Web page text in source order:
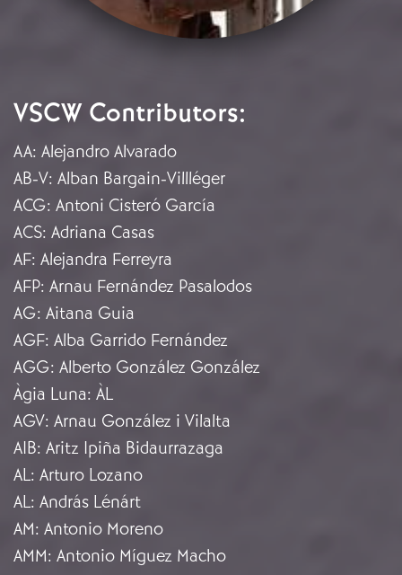
VSCW Contributors:
AA: Alejandro Alvarado
AB-V: Alban Bargain-Villléger
ACG: Antoni Cisteró García
ACS: Adriana Casas
AF: Alejandra Ferreyra
AFP: Arnau Fernández Pasalodos
AG: Aitana Guia
AGF: Alba Garrido Fernández
AGG: Alberto González González
Àgia Luna: ÀL
AGV: Arnau González i Vilalta
AIB: Aritz Ipiña Bidaurrazaga
AL: Arturo Lozano
AL: András Lénárt
AM: Antonio Moreno
AMM: Antonio Míguez Macho